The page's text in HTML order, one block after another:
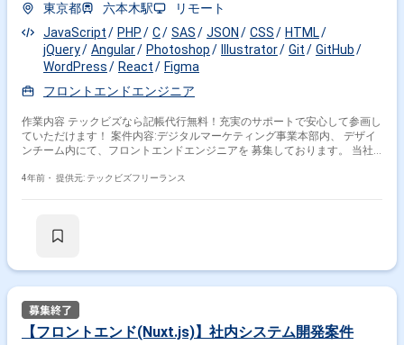
東京都
六本木駅
リモート
JavaScript
PHP C SAS JSON CSS
HTML
jQuery
Angular Photoshop Illustrator Git
GitHub
WordPress
React
Figma
フロントエンドエンジニア
作業内容 テックビズなら記帳代行無料！充実のサポートで安心して参画し
ていただけます！ 案件内容:デジタルマーケティング事業本部内、 デザイ
ンチーム内にて、フロントエンドエンジニアを 募集しております。 当社
きます。 チーム内のフロントエンドの担当としてUI/UXに 関わる領域等、
件構築などさまざま。 [歓迎する人材像] ・向上心・探究心のある方 ・意欲
プレーでなくチームで成長する意識を持てる方 ・コミュニケーション能力
の高い方 ・UXに興味がある方 ・マルチタスク(同時進行)への適応力があ
る方 [仕事の魅力] デザイン領域の上流から携わることができるポジション
4年前・ 提供元: テックビズフリーランス
【フロントエンド(Nuxt.js)】社内システム開発案件